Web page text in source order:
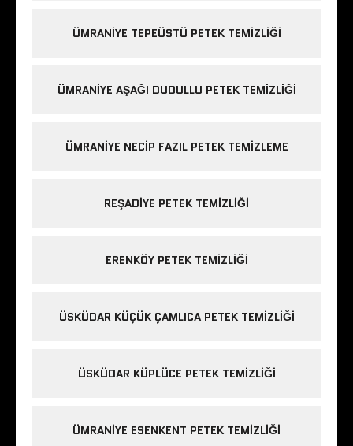
ÜMRANIYE TEPEÜSTÜ PETEK TEMIZLIĞI
ÜMRANIYE AŞAĞI DUDULLU PETEK TEMIZLIĞI
ÜMRANIYE NECIP FAZIL PETEK TEMIZLEME
REŞADIYE PETEK TEMIZLIĞI
ERENKÖY PETEK TEMIZLIĞI
ÜSKÜDAR KÜÇÜK ÇAMLICA PETEK TEMIZLIĞI
ÜSKÜDAR KÜPLÜCE PETEK TEMIZLIĞI
ÜMRANIYE ESENKENT PETEK TEMIZLIĞI